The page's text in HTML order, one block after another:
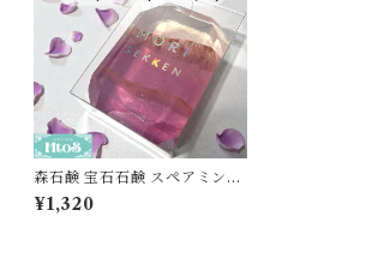
森石鹸 宝石石鹸 スペアミント
ユーカリ｜固形石鹸 おしゃれ
石鹸ギフト プレゼント
¥1,320